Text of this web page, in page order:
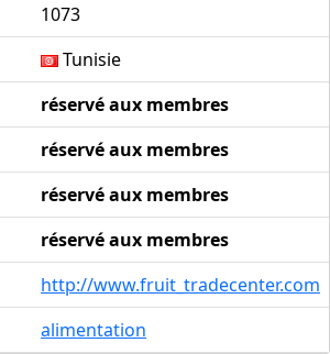
1073
Tunisie
réservé aux membres
réservé aux membres
réservé aux membres
réservé aux membres
http://www.fruit_tradecenter.com
alimentation